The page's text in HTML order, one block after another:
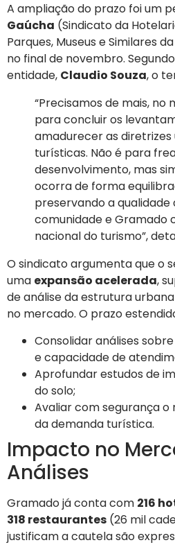
A ampliação do prazo foi um
Gaúcha (Sindicato da
Parques, Museus e Similares
no final de novembro.
entidade, Claudio Souza, o
“Precisamos de mais, no
para concluir os
amadurecer as
turísticas. Não é para
desenvolvimento, mas
ocorra de forma
preservando a qualidade
comunidade e Gramado
nacional do turismo”,
O sindicato argumenta que o
uma expansão acelerada,
de análise da estrutura
no mercado. O prazo
Consolidar análises
e capacidade de
Aprofundar estudos de
do solo;
Avaliar com segurança
da demanda turística.
Impacto no
Análises
Gramado já conta com 216
318 restaurantes (26 mil
justificam a cautela são